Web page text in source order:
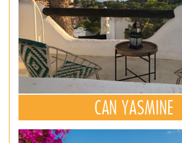
CAN YASMINE